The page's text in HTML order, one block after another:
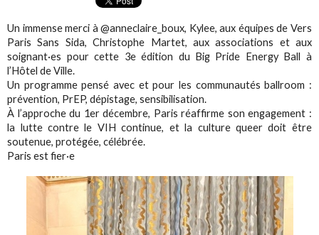
Un immense merci à @anneclaire_boux, Kylee, aux équipes de Vers
Paris Sans Sida, Christophe Martet, aux associations et aux
soignant·es pour cette 3e édition du Big Pride Energy Ball à
l’Hôtel de Ville.
Un programme pensé avec et pour les communautés ballroom :
prévention, PrEP, dépistage, sensibilisation.
À l’approche du 1er décembre, Paris réaffirme son engagement :
la lutte contre le VIH continue, et la culture queer doit être
soutenue, protégée, célébrée.
Paris est fier·e